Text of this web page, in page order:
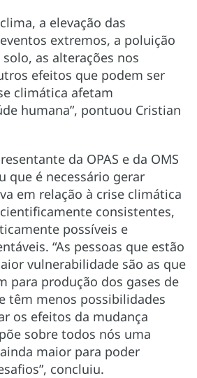
a elevação das
extremos, a poluição
as alterações nos
efeitos que podem ser
climática afetam
humana”, pontuou Cristian
da OPAS e da OMS
que é necessário gerar
em relação à crise climática
consistentes,
possíveis e
“As pessoas que estão
vulnerabilidade são as que
para produção dos gases de
têm menos possibilidades
os efeitos da mudança
sobre todos nós uma
maior para poder
concluiu.